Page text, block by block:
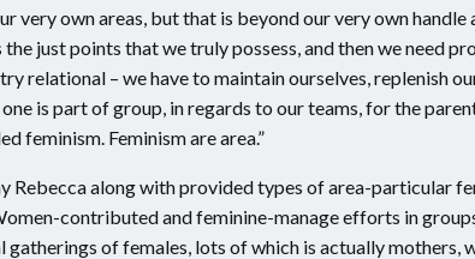
very own areas, but that is beyond our very own
the just points that we truly possess, and then we need
relational – we have to maintain ourselves, replenish
is part of group, in regards to our teams, for the
feminism. Feminism are area.”
Rebecca along with provided types of area-particular
contributed and feminine-manage efforts in
gatherings of females, lots of which is actually mothers,